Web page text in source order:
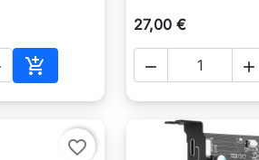

Aggiungi al carrello
27,00 €
 
favorite_border